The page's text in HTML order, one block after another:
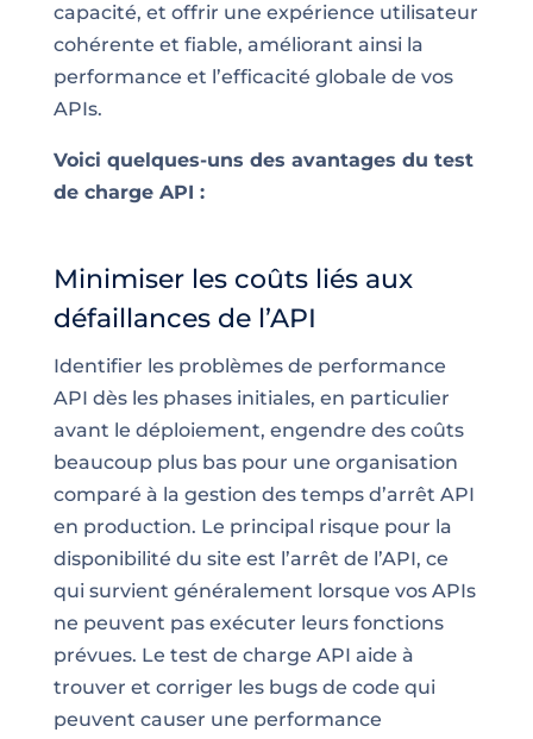
capacité, et offrir une expérience utilisateur
cohérente et fiable, améliorant ainsi la
performance et l’efficacité globale de vos
APIs.
Voici quelques-uns des avantages du test
de charge API :
Minimiser les coûts liés aux
défaillances de l’API
Identifier les problèmes de performance
API dès les phases initiales, en particulier
avant le déploiement, engendre des coûts
beaucoup plus bas pour une organisation
comparé à la gestion des temps d’arrêt API
en production. Le principal risque pour la
disponibilité du site est l’arrêt de l’API, ce
qui survient généralement lorsque vos APIs
ne peuvent pas exécuter leurs fonctions
prévues. Le test de charge API aide à
trouver et corriger les bugs de code qui
peuvent causer une performance